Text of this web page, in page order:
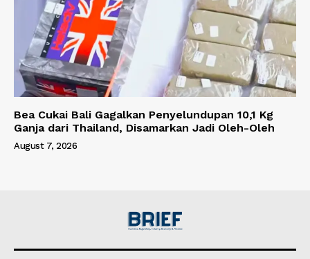
Bea Cukai Bali Gagalkan Penyelundupan 10,1 Kg
Ganja dari Thailand, Disamarkan Jadi Oleh-Oleh
August 7, 2026